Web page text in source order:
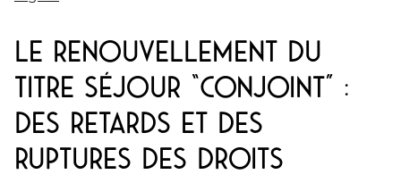
Le renouvellement du
titre séjour “Conjoint” :
des retards et des
ruptures des droits